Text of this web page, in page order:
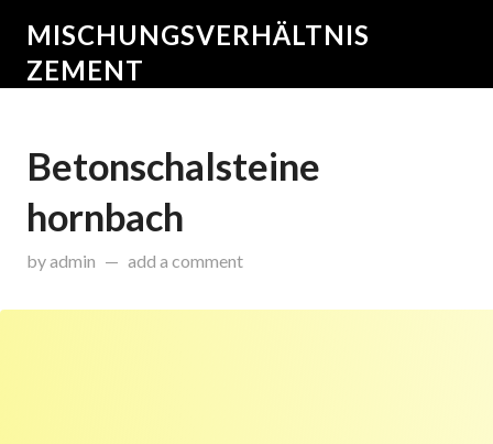
MISCHUNGSVERHÄLTNIS
ZEMENT
Betonschalsteine
hornbach
byadmin onDezember 18, 2014
add a comment